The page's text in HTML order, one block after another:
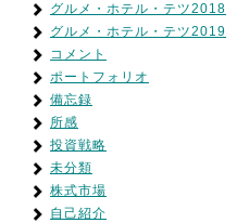
グルメ・ホテル・テツ2018
グルメ・ホテル・テツ2019
コメント
ポートフォリオ
備忘録
所感
投資戦略
未分類
株式市場
自己紹介